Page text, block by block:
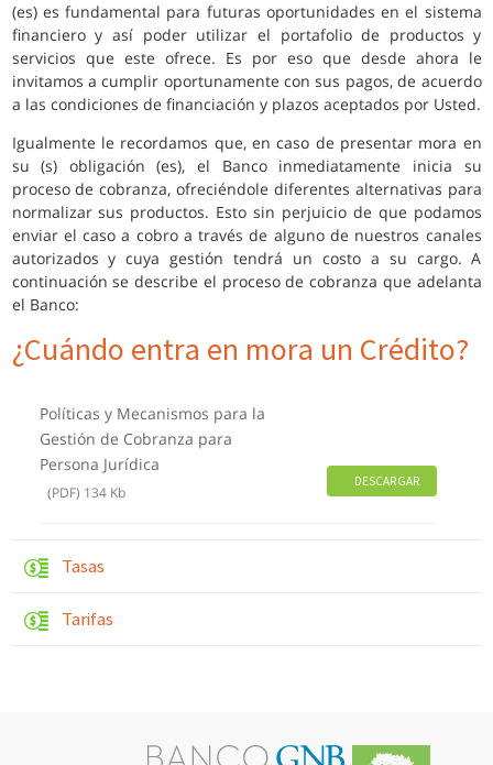
(es) es fundamental para futuras oportunidades en el sistema
financiero y así poder utilizar el portafolio de productos y
servicios que este ofrece. Es por eso que desde ahora le
invitamos a cumplir oportunamente con sus pagos, de acuerdo
a las condiciones de financiación y plazos aceptados por Usted.
Igualmente le recordamos que, en caso de presentar mora en
su (s) obligación (es), el Banco inmediatamente inicia su
proceso de cobranza, ofreciéndole diferentes alternativas para
normalizar sus productos. Esto sin perjuicio de que podamos
enviar el caso a cobro a través de alguno de nuestros canales
autorizados y cuya gestión tendrá un costo a su cargo. A
continuación se describe el proceso de cobranza que adelanta
el Banco:
¿Cuándo entra en mora un Crédito?
Políticas y Mecanismos para la
Gestión de Cobranza para
Persona Jurídica
(PDF) 134 Kb
DESCARGAR
Tasas
Tarifas